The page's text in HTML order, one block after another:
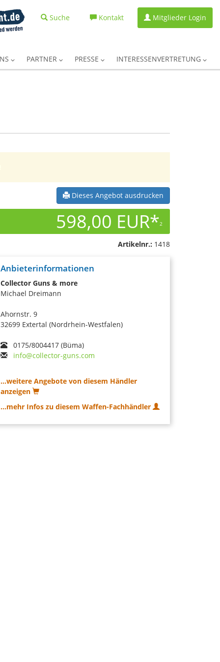
Suche Kontakt Mitglieder Login
PARTNER PRESSE INTERESSENVERTRETUNG
Dieses Angebot ausdrucken
598,00 EUR*2
Artikelnr.: 1418
Anbieterinformationen
Collector Guns & more
Michael Dreimann
Ahornstr. 9
32699 Extertal (Nordrhein-Westfalen)
0175/8004417 (Büma)
info@collector-guns.com
...weitere Angebote von diesem Händler
anzeigen
...mehr Infos zu diesem Waffen-Fachhändler